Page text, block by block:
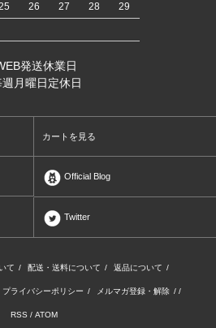
26 27 28
29
発送休業日
週月曜日定休日
カートを見る
Official Blog
Twitter
て / 配送・送料について / 返品について /
プライバシーポリシー / メルマガ登録・解除 / /
RSS / ATOM